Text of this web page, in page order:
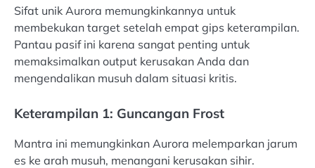
Sifat unik Aurora memungkinkannya untuk
membekukan target setelah empat gips keterampilan.
Pantau pasif ini karena sangat penting untuk
memaksimalkan output kerusakan Anda dan
mengendalikan musuh dalam situasi kritis.
Keterampilan 1: Guncangan Frost
Mantra ini memungkinkan Aurora melemparkan jarum
es ke arah musuh, menangani kerusakan sihir.